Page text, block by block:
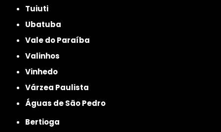
Tuiuti
Ubatuba
Vale do Paraíba
Valinhos
Vinhedo
Várzea Paulista
Águas de São Pedro
Bertioga